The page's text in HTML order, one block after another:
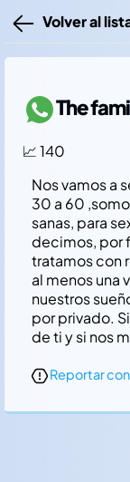
Volver al
The
📈 140
Nos vamos a
30 a 60
sanas, para
decimos, por
tratamos con
al menos una
nuestros
por privado.
de ti y si nos
Reportar